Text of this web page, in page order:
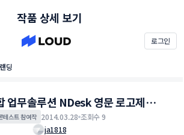
로그인
딩
작품 상세 보기
업무솔루션 NDesk 영문 로고제작
콘테스트
테스트 참여작 2014.03.28 조회수 9
ja1818